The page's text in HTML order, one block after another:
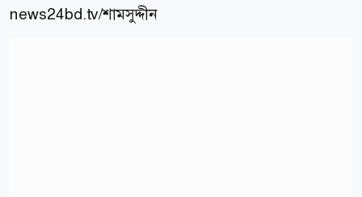
news24bd.tv/শামসুদ্দীন